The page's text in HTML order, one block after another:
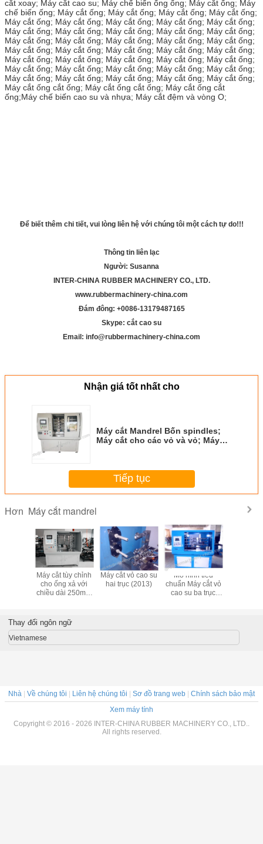
cắt xoay; Máy cắt cao su; Máy chế biến ống ống; Máy cắt ống; Máy
chế biến ống; Máy cắt ống; Máy cắt ống; Máy cắt ống; Máy cắt ống;
Máy cắt ống; Máy cắt ống; Máy cắt ống; Máy cắt ống; Máy cắt ống;
Máy cắt ống; Máy cắt ống; Máy cắt ống; Máy cắt ống; Máy cắt ống;
Máy cắt ống; Máy cắt ống; Máy cắt ống; Máy cắt ống; Máy cắt ống;
Máy cắt ống; Máy cắt ống; Máy cắt ống; Máy cắt ống; Máy cắt ống;
Máy cắt ống; Máy cắt ống; Máy cắt ống; Máy cắt ống; Máy cắt ống;
Máy cắt ống; Máy cắt ống; Máy cắt ống; Máy cắt ống; Máy cắt ống;
Máy cắt ống; Máy cắt ống; Máy cắt ống; Máy cắt ống; Máy cắt ống;
Máy cắt ống cắt ống; Máy cắt ống cắt ống; Máy cắt ống cắt
ống;Máy chế biến cao su và nhựa; Máy cắt đệm và vòng O;
Để biết thêm chi tiết, vui lòng liên hệ với chúng tôi một cách tự do!!!
Thông tin liên lạc
Người: Susanna
INTER-CHINA RUBBER MACHINERY CO., LTD.
www.rubbermachinery-china.com
Đám đông: +0086-13179487165
Skype: cắt cao su
Email: info@rubbermachinery-china.com
Nhận giá tốt nhất cho
Máy cắt Mandrel Bốn spindles;
Máy cắt cho các vỏ và vỏ; Máy
Tiếp tục
Hơn Máy cắt mandrel
vỏ cao su
Mô hình tiêu
chuẩn Máy cắt vỏ
cao su ba trục
Nghiên cứu điển
hình-1: Gioăng lọc
Máy cắt mandrel
cho dây đai latex;
Máy cắt dải latex;
Thay đổi ngôn ngữ
Vietnamese
Nhà | Về chúng tôi | Liên hệ chúng tôi | Sơ đồ trang web | Chính sách bảo mật
Xem máy tính
Copyright © 2016 - 2026 INTER-CHINA RUBBER MACHINERY CO., LTD..
All rights reserved.